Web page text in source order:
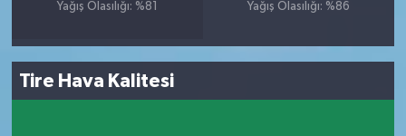
Yağış Olasılığı: %81
Yağış Olasılığı: %86
Tire Hava Kalitesi